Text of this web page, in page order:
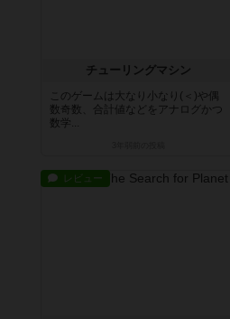
チューリングマシン
このゲームは大なり小なり(＜)や偶
数奇数、合計値などをアナログかつ
数学...
レビュー